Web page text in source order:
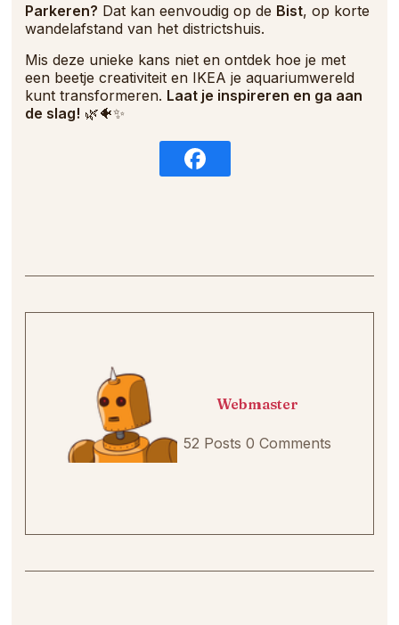
Parkeren? Dat kan eenvoudig op de Bist, op korte
wandelafstand van het districtshuis.
Mis deze unieke kans niet en ontdek hoe je met
een beetje creativiteit en IKEA je aquariumwereld
kunt transformeren. Laat je inspireren en ga aan
de slag! 🌿🐠✨
Webmaster
52 Posts 0 Comments